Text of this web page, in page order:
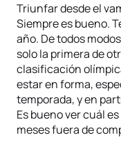
Triunfar desde el
Siempre es bueno.
año. De todos
solo la primera de
clasificación
estar en forma,
temporada, y en
Es bueno ver cuál
meses fuera de